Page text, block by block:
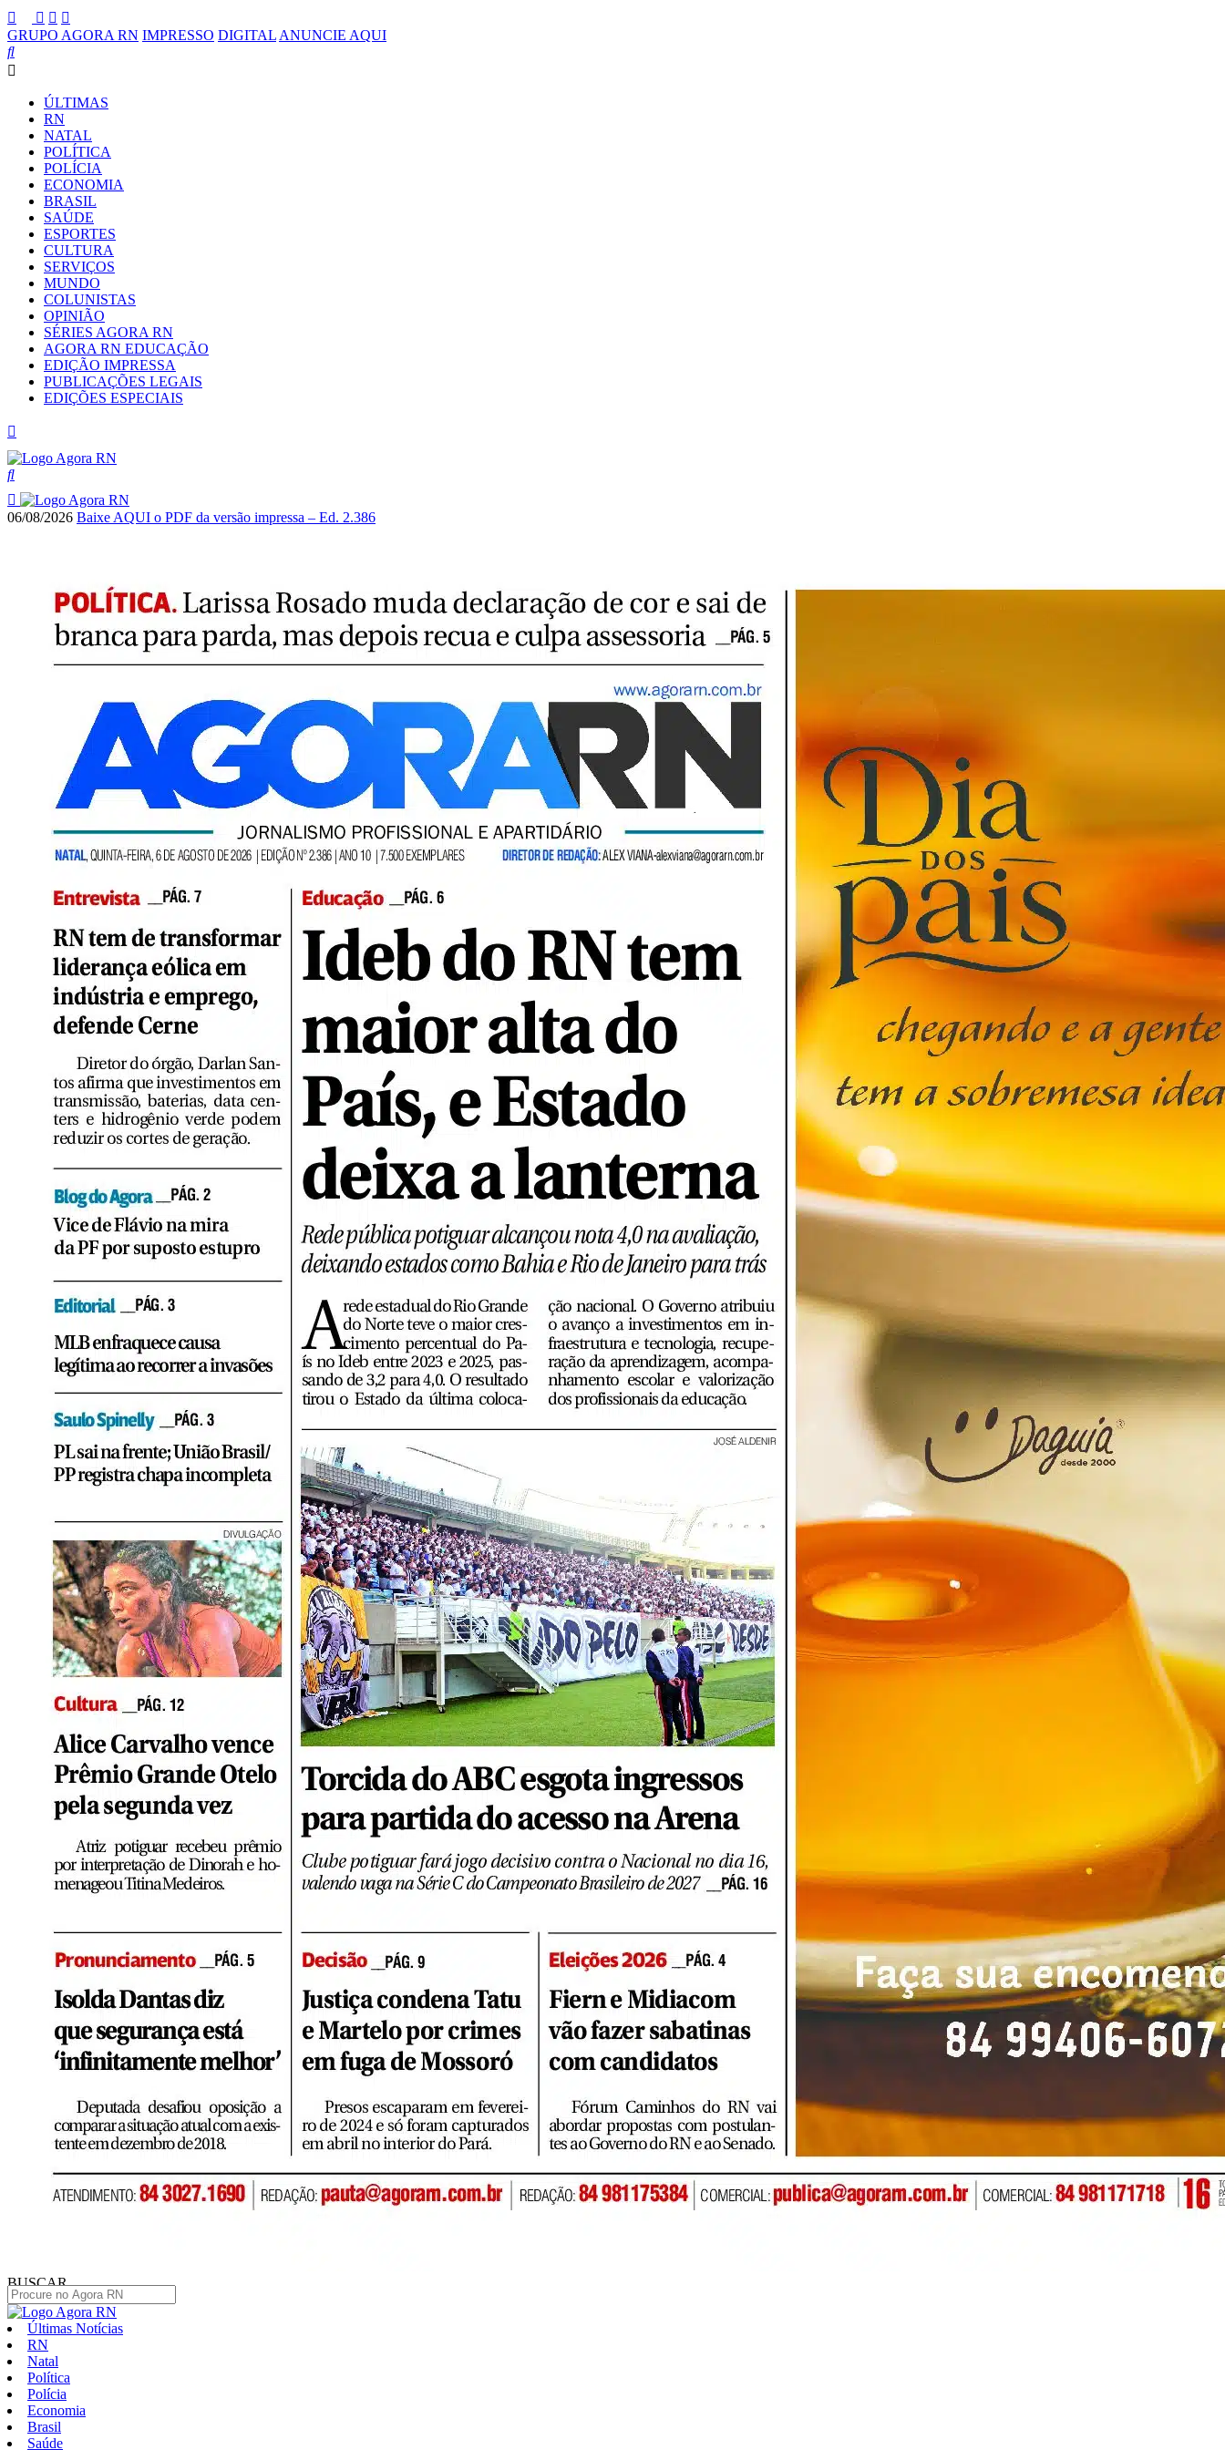
GRUPO AGORA RN IMPRESSO DIGITAL ANUNCIE AQUI
ÚLTIMAS
RN
NATAL
POLÍTICA
POLÍCIA
ECONOMIA
BRASIL
SAÚDE
ESPORTES
CULTURA
SERVIÇOS
MUNDO
COLUNISTAS
OPINIÃO
SÉRIES AGORA RN
AGORA RN EDUCAÇÃO
EDIÇÃO IMPRESSA
PUBLICAÇÕES LEGAIS
EDIÇÕES ESPECIAIS
06/08/2026 Baixe AQUI o PDF da versão impressa – Ed. 2.386
BUSCAR
Últimas Notícias
RN
Natal
Política
Polícia
Economia
Brasil
Saúde